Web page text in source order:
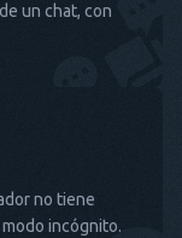
un chat, con
no tiene
incógnito.